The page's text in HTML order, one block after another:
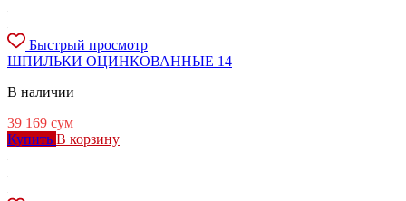
Быстрый просмотр
ШПИЛЬКИ ОЦИНКОВАННЫЕ 14
В наличии
39 169 сум
Купить В корзину